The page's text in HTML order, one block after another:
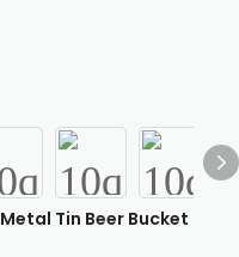
Tin Beer Bucket